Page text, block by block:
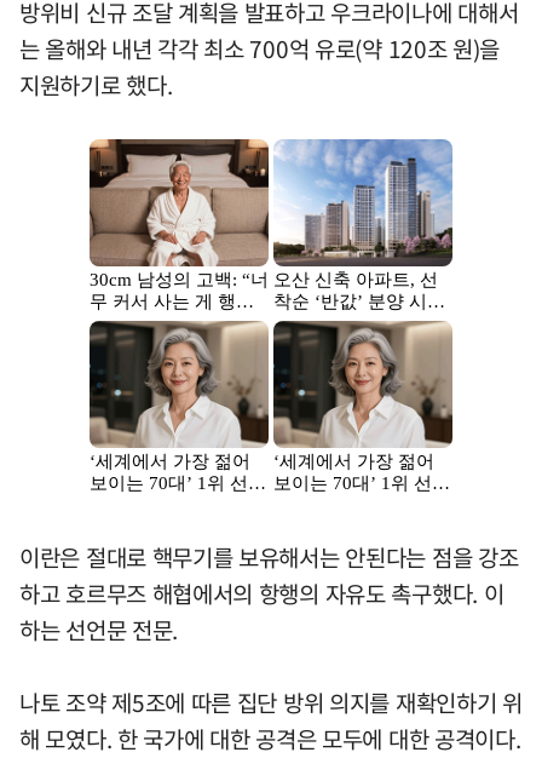
방위비 신규 조달 계획을 발표하고 우크라이나에 대해서
는 올해와 내년 각각 최소 700억 유로(약 120조 원)을
지원하기로 했다.
이란은 절대로 핵무기를 보유해서는 안된다는 점을 강조
하고 호르무즈 해협에서의 항행의 자유도 촉구했다. 이
하는 선언문 전문.
나토 조약 제5조에 따른 집단 방위 의지를 재확인하기 위
해 모였다. 한 국가에 대한 공격은 모두에 대한 공격이다.